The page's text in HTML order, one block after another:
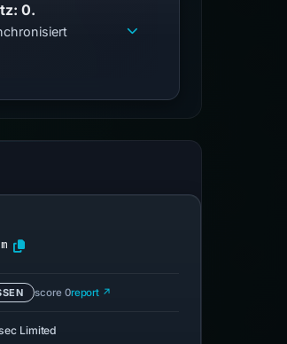
0.
score 0report ↗
Limited